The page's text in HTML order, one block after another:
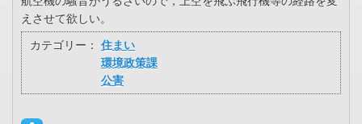
えさせて欲しい。
カテゴリー：
住まい
環境政策課
公害